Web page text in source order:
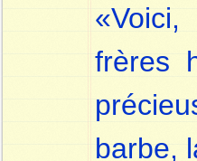
frères
barbe,